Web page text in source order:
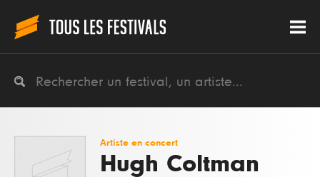
Artiste en concert
Hugh Coltman